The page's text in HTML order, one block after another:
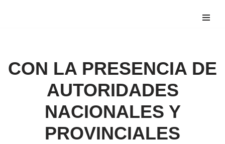
CON LA PRESENCIA DE
AUTORIDADES
NACIONALES Y
PROVINCIALES